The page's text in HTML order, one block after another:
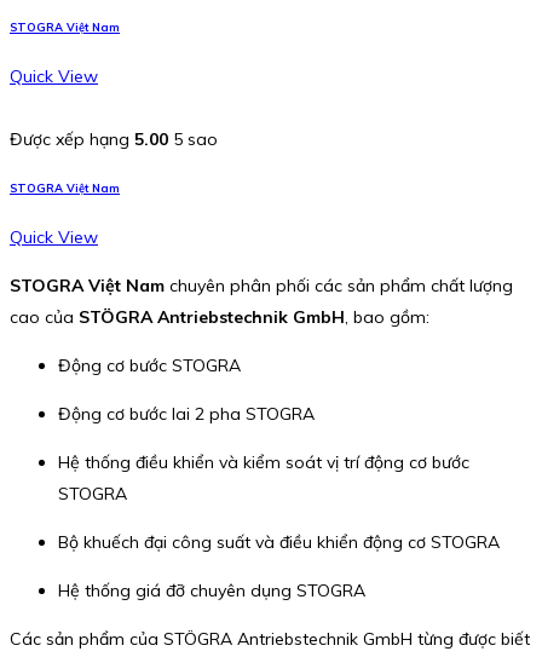
STOGRA Việt Nam
Quick View
Được xếp hạng 5.00 5 sao
STOGRA Việt Nam
Quick View
STOGRA Việt Nam chuyên phân phối các sản phẩm chất lượng
cao của STÖGRA Antriebstechnik GmbH , bao gồm:
Động cơ bước STOGRA
Động cơ bước lai 2 pha STOGRA
Hệ thống điều khiển và kiểm soát vị trí động cơ bước
STOGRA
Bộ khuếch đại công suất và điều khiển động cơ STOGRA
Hệ thống giá đỡ chuyên dụng STOGRA
Các sản phẩm của STÖGRA Antriebstechnik GmbH từng được biết